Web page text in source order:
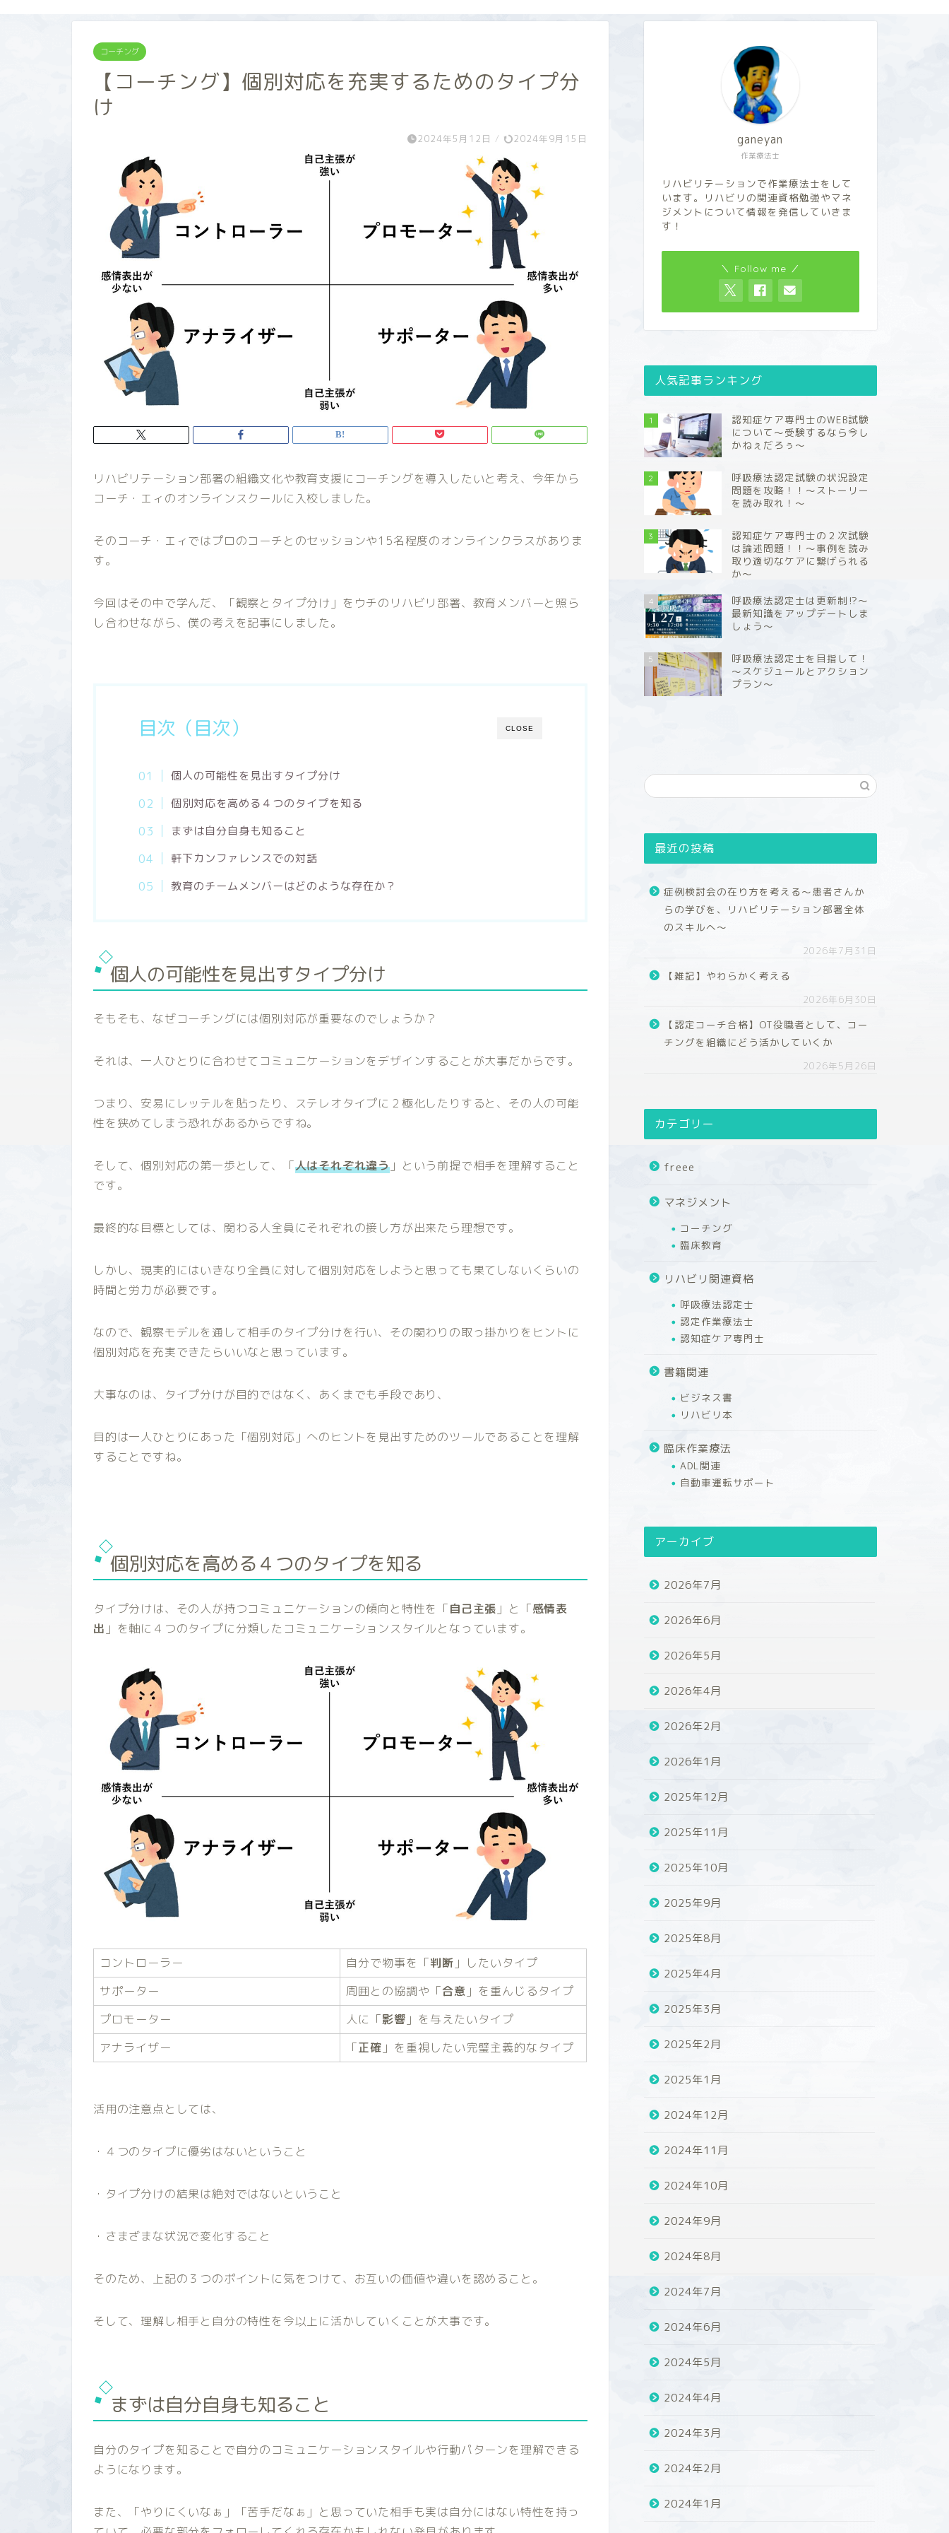
コーチング
【コーチング】個別対応を充実するためのタイプ分
け
2024年5月12日 / 2024年9月15日
リハビリテーション部署の組織文化や教育支援にコーチングを導入したいと考え、今年から
コーチ・エィのオンラインスクールに入校しました。
そのコーチ・エィではプロのコーチとのセッションや15名程度のオンラインクラスがありま
す。
今回はその中で学んだ、「観察とタイプ分け」をウチのリハビリ部署、教育メンバーと照ら
し合わせながら、僕の考えを記事にしました。
CLOSE
目次（目次）
個人の可能性を見出すタイプ分け
個別対応を高める４つのタイプを知る
まずは自分自身も知ること
軒下カンファレンスでの対話
教育のチームメンバーはどのような存在か？
個人の可能性を見出すタイプ分け
そもそも、なぜコーチングには個別対応が重要なのでしょうか？
それは、一人ひとりに合わせてコミュニケーションをデザインすることが大事だからです。
つまり、安易にレッテルを貼ったり、ステレオタイプに２極化したりすると、その人の可能
性を狭めてしまう恐れがあるからですね。
そして、個別対応の第一歩として、「人はそれぞれ違う 」という前提で相手を理解すること
です。
最終的な目標としては、関わる人全員にそれぞれの接し方が出来たら理想です。
しかし、現実的にはいきなり全員に対して個別対応をしようと思っても果てしないくらいの
時間と労力が必要です。
なので、観察モデルを通して相手のタイプ分けを行い、その関わりの取っ掛かりをヒントに
個別対応を充実できたらいいなと思っています。
大事なのは、タイプ分けが目的ではなく、あくまでも手段であり、
目的は一人ひとりにあった「個別対応」へのヒントを見出すためのツールであることを理解
することですね。
個別対応を高める４つのタイプを知る
タイプ分けは、その人が持つコミュニケーションの傾向と特性を「自己主張 」と「感情表
出 」を軸に４つのタイプに分類したコミュニケーションスタイルとなっています。
コントローラー 自分で物事を「判断 」したいタイプ
サポーター
周囲との協調や「合意 」を重んじるタイプ
プロモーター
人に「影響 」を与えたいタイプ
アナライザー
「正確 」を重視したい完璧主義的なタイプ
活用の注意点としては、
・４つのタイプに優劣はないということ
・タイプ分けの結果は絶対ではないということ
・さまざまな状況で変化すること
そのため、上記の３つのポイントに気をつけて、お互いの価値や違いを認めること。
そして、理解し相手と自分の特性を今以上に活かしていくことが大事です。
まずは自分自身も知ること
自分のタイプを知ることで自分のコミュニケーションスタイルや行動パターンを理解できる
ようになります。
また、「やりにくいなぁ」「苦手だなぁ」と思っていた相手も実は自分にはない特性を持っ
作業療法士
ganeyan
リハビリテーションで作業療法士をして
います。リハビリの関連資格勉強やマネ
ジメントについて情報を発信していきま
す！
＼ Follow me ／
人気記事ランキング
1
認知症ケア専門士のWEB試験
について～受験するなら今し
かねぇだろぅ～
2
呼吸療法認定試験の状況設定
問題を攻略！！～ストーリー
を読み取れ！～
3
認知症ケア専門士の２次試験
は論述問題！！～事例を読み
取り適切なケアに繋げられる
か～
4
呼吸療法認定士は更新制⁉～
最新知識をアップデートしま
しょう～
5
呼吸療法認定士を目指して！
～スケジュールとアクション
プラン～
最近の投稿
症例検討会の在り方を考える～患者さんか
らの学びを、リハビリテーション部署全体
のスキルへ～
2026年7月31日
【雑記】やわらかく考える
2026年6月30日
【認定コーチ合格】OT役職者として、コー
チングを組織にどう活かしていくか
2026年5月26日
カテゴリー
freee
マネジメント
コーチング
臨床教育
リハビリ関連資格
呼吸療法認定士
認定作業療法士
認知症ケア専門士
書籍関連
ビジネス書
リハビリ本
臨床作業療法
ADL関連
自動車運転サポート
アーカイブ
2026年7月
2026年6月
2026年5月
2026年4月
2026年2月
2026年1月
2025年12月
2025年11月
2025年10月
2025年9月
2025年8月
2025年4月
2025年3月
2025年2月
2025年1月
2024年12月
2024年11月
2024年10月
2024年9月
2024年8月
2024年7月
2024年6月
2024年5月
2024年4月
2024年3月
2024年2月
2024年1月